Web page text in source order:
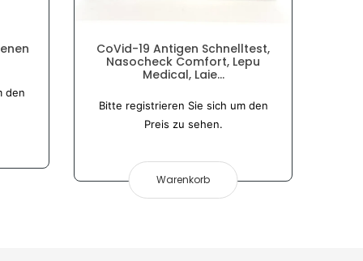
den
CoVid-19 Antigen Schnelltest,
Nasocheck Comfort, Lepu
Medical, Laie...
Preis
Bitte registrieren Sie sich um den
Preis zu sehen.
Warenkorb